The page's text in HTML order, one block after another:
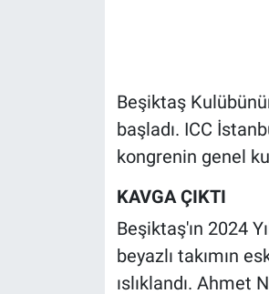
Beşiktaş
başladı. ICC
kongrenin genel
KAVGA ÇIKTI
Beşiktaş'ın 2024
beyazlı takımın
ıslıklandı.
Koronavirüs